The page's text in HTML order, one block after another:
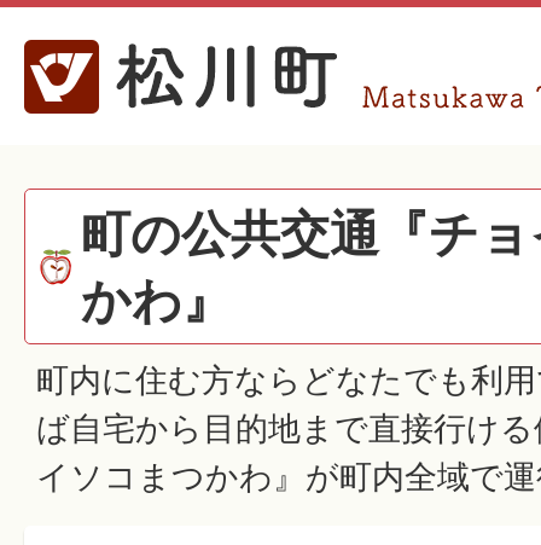
町の公共交通『チ
かわ』
町内に住む方ならどなたでも利
ば自宅から目的地まで直接行け
イソコまつかわ』が町内全域で